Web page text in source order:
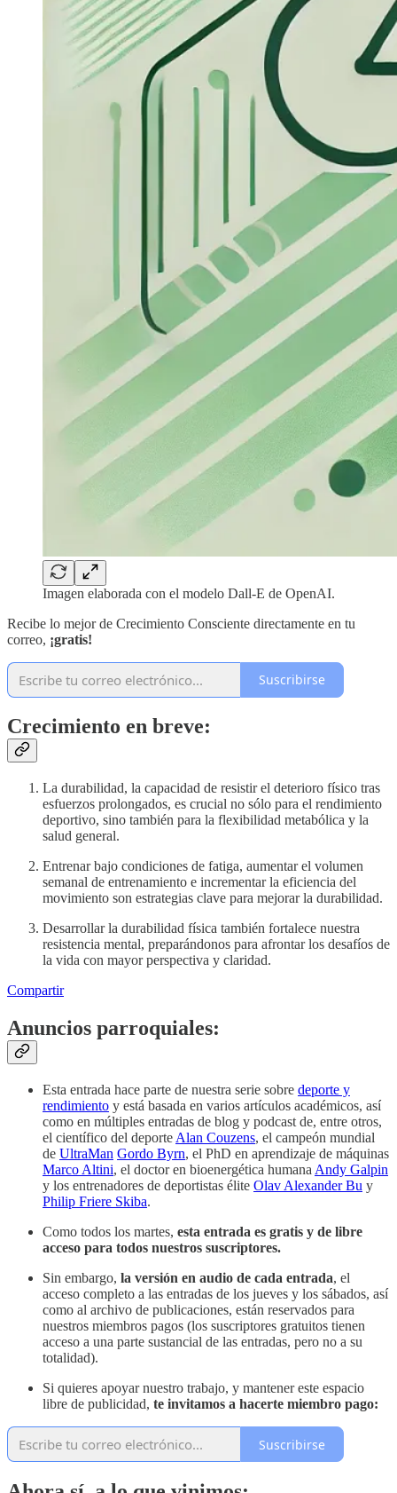
Imagen elaborada con el modelo Dall-E de OpenAI.
Recibe lo mejor de Crecimiento Consciente directamente en tu
correo, ¡gratis!
Suscribirse
Crecimiento en breve:
La durabilidad, la capacidad de resistir el deterioro físico tras
esfuerzos prolongados, es crucial no sólo para el rendimiento
deportivo, sino también para la flexibilidad metabólica y la
salud general.
Entrenar bajo condiciones de fatiga, aumentar el volumen
semanal de entrenamiento e incrementar la eficiencia del
movimiento son estrategias clave para mejorar la durabilidad.
Desarrollar la durabilidad física también fortalece nuestra
resistencia mental, preparándonos para afrontar los desafíos de
la vida con mayor perspectiva y claridad.
Compartir
Anuncios parroquiales:
Esta entrada hace parte de nuestra serie sobre deporte y
rendimiento y está basada en varios artículos académicos, así
como en múltiples entradas de blog y podcast de, entre otros,
el científico del deporte Alan Couzens, el campeón mundial
de UltraMan Gordo Byrn, el PhD en aprendizaje de máquinas
Marco Altini, el doctor en bioenergética humana Andy Galpin
y los entrenadores de deportistas élite Olav Alexander Bu y
Philip Friere Skiba.
Como todos los martes, esta entrada es gratis y de libre
acceso para todos nuestros suscriptores.
Sin embargo, la versión en audio de cada entrada, el
acceso completo a las entradas de los jueves y los sábados, así
como al archivo de publicaciones, están reservados para
nuestros miembros pagos (los suscriptores gratuitos tienen
acceso a una parte sustancial de las entradas, pero no a su
totalidad).
Si quieres apoyar nuestro trabajo, y mantener este espacio
libre de publicidad, te invitamos a hacerte miembro pago:
Suscribirse